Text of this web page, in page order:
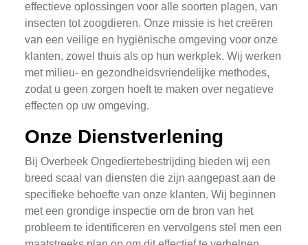
effectieve oplossingen voor alle soorten plagen, van
insecten tot zoogdieren. Onze missie is het creëren
van een veilige en hygiënische omgeving voor onze
klanten, zowel thuis als op hun werkplek. Wij werken
met milieu- en gezondheidsvriendelijke methodes,
zodat u geen zorgen hoeft te maken over negatieve
effecten op uw omgeving.
Onze Dienstverlening
Bij Overbeek Ongediertebestrijding bieden wij een
breed scaal van diensten die zijn aangepast aan de
specifieke behoefte van onze klanten. Wij beginnen
met een grondige inspectie om de bron van het
probleem te identificeren en vervolgens stel men een